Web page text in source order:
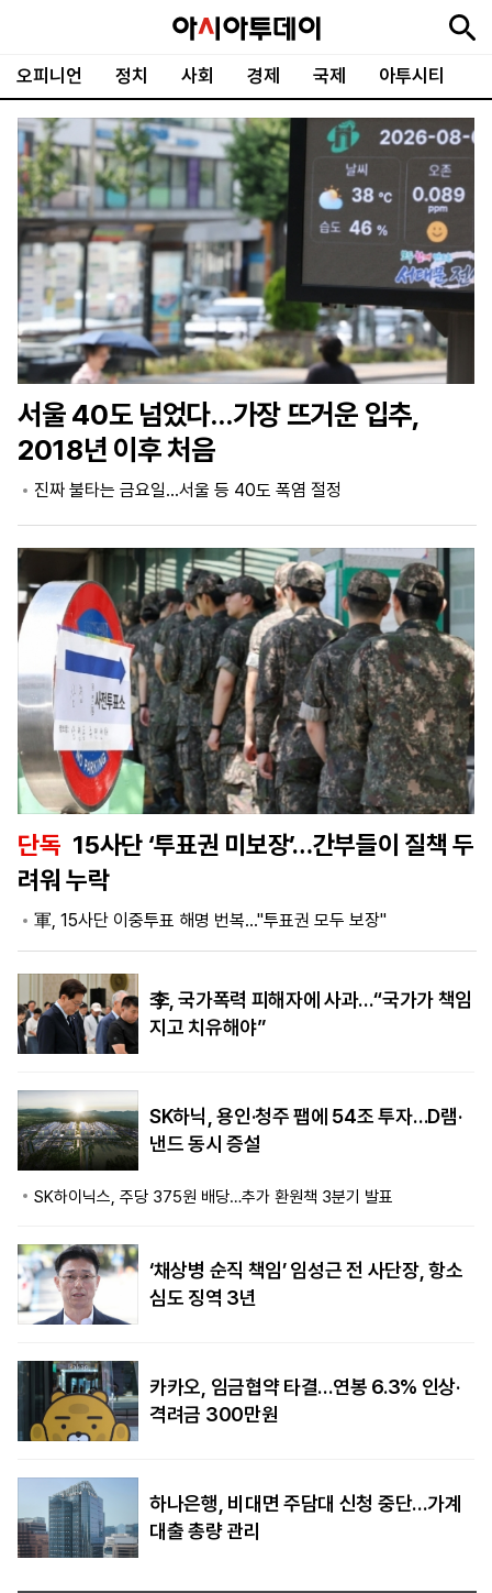
오피니언 정치 사회 경제 국제 아투시티
뉴
스
최
신
속
보
정
치
사
회
경
제
국
제
오
피
니
언
피
플
아
투
시
티
문
화
·
스
포
츠
포
토
ENGLISH
中
文
Tiếng
Việt
지
면
기
신
문
독
후
원
기
제
보
시
회
사
개
앱
설
켓
파
세
대
학
동
문
골
서울 40도 넘었다…가장 뜨거운 입추,
2018년 이후 처음
진짜 불타는 금요일…서울 등 40도 폭염 절정
단독 15사단 ‘투표권 미보장’…간부들이 질책 두
려워 누락
軍, 15사단 이중투표 해명 번복…"투표권 모두 보장"
李, 국가폭력 피해자에 사과…“국가가 책임
지고 치유해야”
SK하닉, 용인·청주 팹에 54조 투자…D램·
낸드 동시 증설
SK하이닉스, 주당 375원 배당…추가 환원책 3분기 발표
‘채상병 순직 책임’ 임성근 전 사단장, 항소
심도 징역 3년
카카오, 임금협약 타결…연봉 6.3% 인상·
격려금 300만원
하나은행, 비대면 주담대 신청 중단…가계
대출 총량 관리